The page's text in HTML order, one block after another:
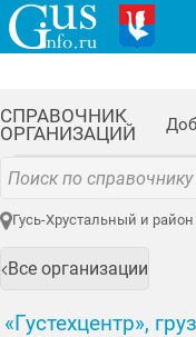
СПРАВОЧНИК
ОРГАНИЗАЦИЙ
Гусь-Хрустальный и район
Все организации
«Густехцентр»,